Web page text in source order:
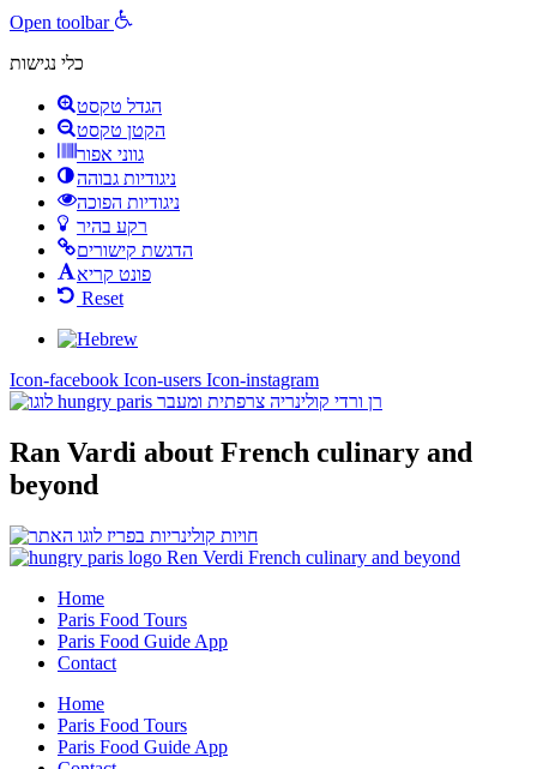
Open toolbar
כלי נגישות
הגדל טקסט
הקטן טקסט
גווני אפור
ניגודיות גבוהה
ניגודיות הפוכה
רקע בהיר
הדגשת קישורים
פונט קריא
Reset
Icon-facebook Icon-users Icon-instagram
Ran Vardi about French culinary and
beyond
Home
Paris Food Tours
Paris Food Guide App
Contact
Home
Paris Food Tours
Paris Food Guide App